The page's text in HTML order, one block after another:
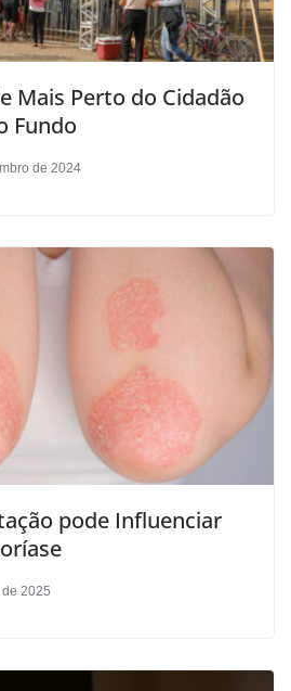
Mais Perto do Cidadão
Fundo
de 2024
pode Influenciar
2025